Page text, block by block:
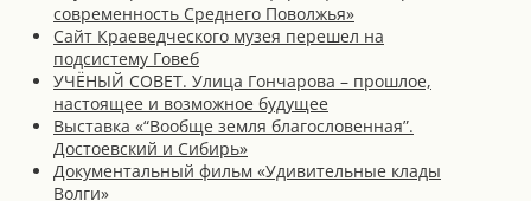
современность Среднего Поволжья»
Сайт Краеведческого музея перешел на
подсистему Говеб
УЧЁНЫЙ СОВЕТ. Улица Гончарова – прошлое,
настоящее и возможное будущее
Выставка «“Вообще земля благословенная”.
Достоевский и Сибирь»
Документальный фильм «Удивительные клады
Волги»